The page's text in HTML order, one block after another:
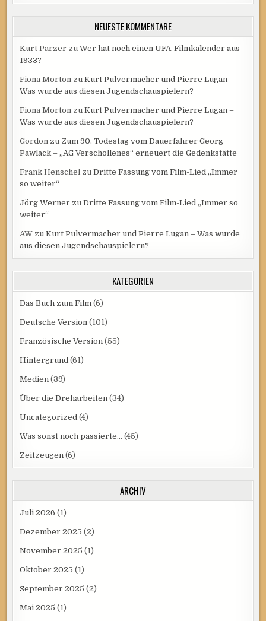
NEUESTE KOMMENTARE
Kurt Parzer zuWer hat noch einen UFA-Filmkalender aus
1933?
Fiona Morton zuKurt Pulvermacher und Pierre Lugan –
Was wurde aus diesen Jugendschauspielern?
Fiona Morton zuKurt Pulvermacher und Pierre Lugan –
Was wurde aus diesen Jugendschauspielern?
Gordon zu Zum 90. Todestag vom Dauerfahrer Georg
Pawlack – „AG Verschollenes“ erneuert die Gedenkstätte
Frank Henschel zuDritte Fassung vom Film-Lied „Immer
so weiter“
Jörg Werner zuDritte Fassung vom Film-Lied „Immer so
weiter“
AW zuKurt Pulvermacher und Pierre Lugan – Was wurde
aus diesen Jugendschauspielern?
KATEGORIEN
Das Buch zum Film (6)
Deutsche Version (101)
Französische Version (55)
Hintergrund (61)
Medien (39)
Über die Dreharbeiten (34)
Uncategorized (4)
Was sonst noch passierte… (45)
Zeitzeugen (6)
ARCHIV
Juli 2026 (1)
Dezember 2025 (2)
November 2025 (1)
Oktober 2025 (1)
September 2025 (2)
Mai 2025 (1)